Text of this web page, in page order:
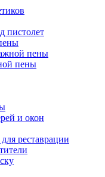
пистолет
пены
пены
и окон
реставрации